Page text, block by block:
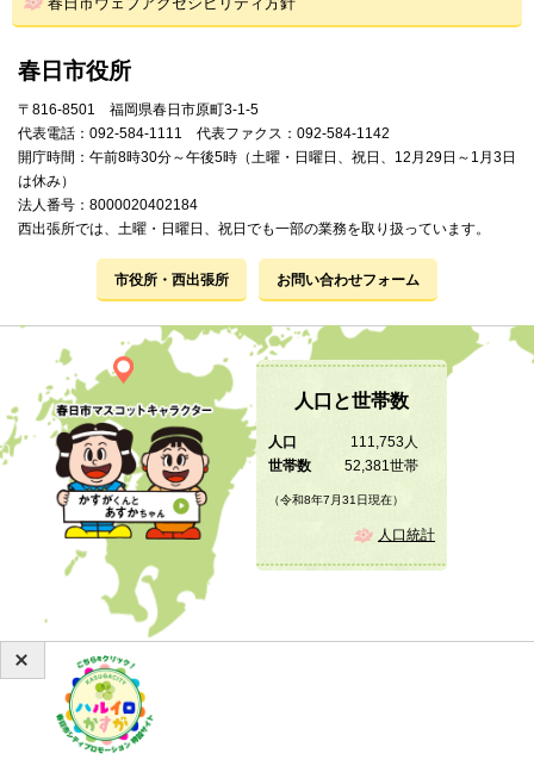
春日市役所
〒816-8501 福岡県春日市原町3-1-5
代表電話：092-584-1111 代表ファクス：092-584-1142
開庁時間：午前8時30分～午後5時（土曜・日曜日、祝日、12月29日～1月3日
は休み）
法人番号：8000020402184
西出張所では、土曜・日曜日、祝日でも一部の業務を取り扱っています。
市役所・西出張所 お問い合わせフォーム
人口と世帯数
人口
111,753人
世帯数
52,381世帯
（令和8年7月31日現在）
人口統計